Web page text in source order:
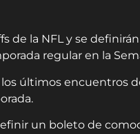
de la NFL y se
regular en la
últimos encuentros
un boleto de